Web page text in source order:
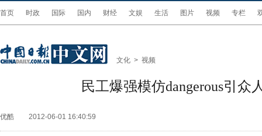
首页 时政 国际 国内 财经 文娱 生活 图片 视频 专栏
文化 > 视频
民工爆强模仿dangerous引众
优酷 2012-06-01 16:40:59